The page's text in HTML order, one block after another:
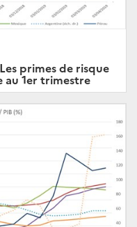
primes de risque
au 1er trimestre